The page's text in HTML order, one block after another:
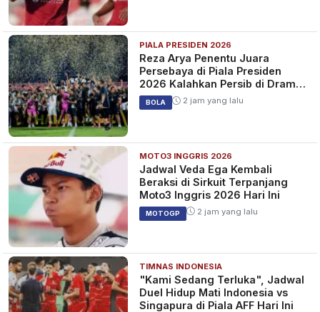
PIALA PRESIDEN 2026
Reza Arya Penentu Juara
Persebaya di Piala Presiden
2026 Kalahkan Persib di Drama
Adu Penalti
BOLA 2 jam yang lalu
MOTO3 INGGRIS 2026
Jadwal Veda Ega Kembali
Beraksi di Sirkuit Terpanjang
Moto3 Inggris 2026 Hari Ini
MOTOGP 2 jam yang lalu
TIMNAS INDONESIA
"Kami Sedang Terluka", Jadwal
Duel Hidup Mati Indonesia vs
Singapura di Piala AFF Hari Ini